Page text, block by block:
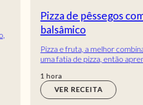
Pizza de pêssegos com
balsâmico
Pizza e fruta, a melhor
uma fatia de pizza, então aprenda
hora
hora
VER RECEITA